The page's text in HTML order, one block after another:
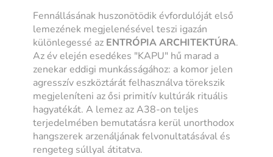
Fennállásának huszonötödik évfordulóját első
lemezének megjelenésével teszi igazán
különlegessé az ENTRÓPIA ARCHITEKTÚRA.
Az év elején esedékes "KAPU" hű marad a
zenekar eddigi munkásságához: a komor jelen
agresszív eszköztárát felhasználva törekszik
megjeleníteni az ősi primitív kultúrák rituális
hagyatékát. A lemez az A38-on teljes
terjedelmében bemutatásra kerül unorthodox
hangszerek arzenáljának felvonultatásával és
rengeteg súllyal átitatva.